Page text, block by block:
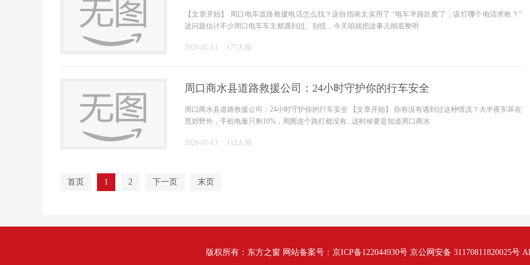
【文章开始】 周口电车道路救援电话怎么找？这份指南太实用了 “电车半路趴窝了，该打哪个电话求救？”
这问题估计不少周口电车车主都遇到过。别慌，今天咱就把这事儿彻底整明
2026-01-13 177人阅
周口商水县道路救援公司：24小时守护你的行车安全
周口商水县道路救援公司：24小时守护你的行车安全 【文章开始】 你有没有遇到过这种情况？大半夜车坏在
荒郊野外，手机电量只剩10%，周围连个路灯都没有...这时候要是知道周口商水
2026-01-13 112人阅
首页 1 2 下一页 末页
版权所有：东方之窗 网站备案号：京ICP备122044930号 京公网安备 31170811820025号